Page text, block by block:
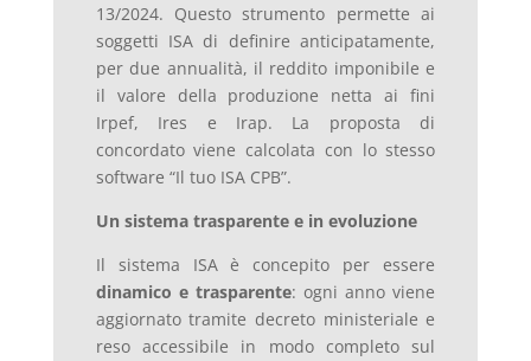
13/2024. Questo strumento permette ai
soggetti ISA di definire anticipatamente,
per due annualità, il reddito imponibile e
il valore della produzione netta ai fini
Irpef, Ires e Irap. La proposta di
concordato viene calcolata con lo stesso
software “Il tuo ISA CPB”.
Un sistema trasparente e in evoluzione
Il sistema ISA è concepito per essere
dinamico e trasparente: ogni anno viene
aggiornato tramite decreto ministeriale e
reso accessibile in modo completo sul